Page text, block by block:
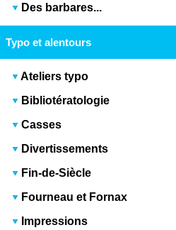
Des barbares...
Typo et alentours
Ateliers typo
Bibliotératologie
Casses
Divertissements
Fin-de-Siècle
Fourneau et Fornax
Impressions